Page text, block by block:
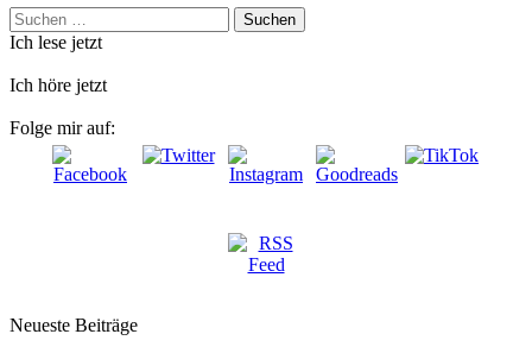
Suchen
nach:
Ich lese jetzt
Ich höre jetzt
Folge mir auf:
Neueste Beiträge